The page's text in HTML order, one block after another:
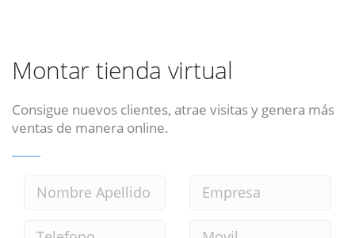
Montar tienda virtual
Consigue nuevos clientes, atrae visitas y genera más
ventas de manera online.